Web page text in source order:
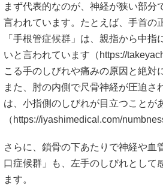
まず代表的なのが、神経が狭い部分
言われています。たとえば、手首の
「手根管症候群」は、親指から中指
いと言われています（ https://
こる手のしびれや痛みの原因と絶対
また、肘の内側で尺骨神経が圧迫さ
は、小指側のしびれが目立つことが
（ https://iyashimedical.com/
さらに、鎖骨の下あたりで神経や血
口症候群」も、左手のしびれとして
ます。